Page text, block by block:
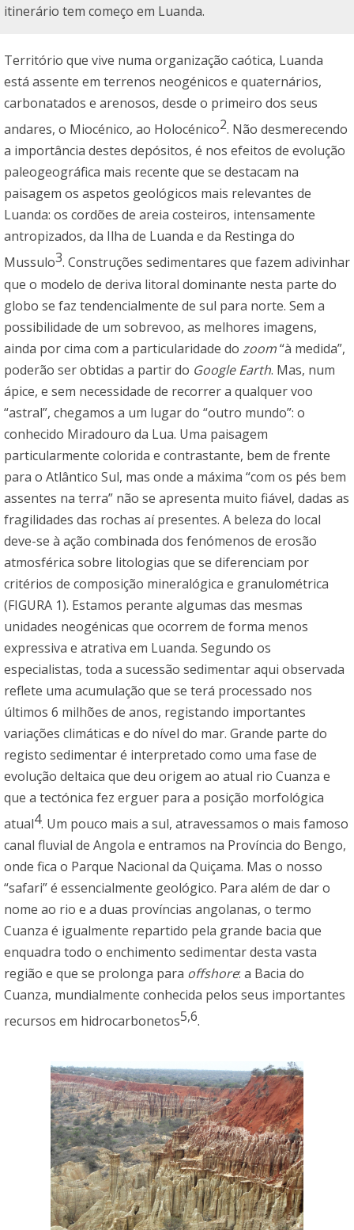
itinerário tem começo em Luanda.
Território que vive numa organização caótica, Luanda
está assente em terrenos neogénicos e quaternários,
carbonatados e arenosos, desde o primeiro dos seus
andares, o Miocénico, ao Holocénico2. Não desmerecendo
a importância destes depósitos, é nos efeitos de evolução
paleogeográfica mais recente que se destacam na
paisagem os aspetos geológicos mais relevantes de
Luanda: os cordões de areia costeiros, intensamente
antropizados, da Ilha de Luanda e da Restinga do
Mussulo3. Construções sedimentares que fazem adivinhar
que o modelo de deriva litoral dominante nesta parte do
globo se faz tendencialmente de sul para norte. Sem a
possibilidade de um sobrevoo, as melhores imagens,
ainda por cima com a particularidade do zoom“à medida”,
poderão ser obtidas a partir do Google Earth. Mas, num
ápice, e sem necessidade de recorrer a qualquer voo
“astral”, chegamos a um lugar do “outro mundo”: o
conhecido Miradouro da Lua. Uma paisagem
particularmente colorida e contrastante, bem de frente
para o Atlântico Sul, mas onde a máxima “com os pés bem
assentes na terra” não se apresenta muito fiável, dadas as
fragilidades das rochas aí presentes. A beleza do local
deve-se à ação combinada dos fenómenos de erosão
atmosférica sobre litologias que se diferenciam por
critérios de composição mineralógica e granulométrica
(FIGURA 1). Estamos perante algumas das mesmas
unidades neogénicas que ocorrem de forma menos
expressiva e atrativa em Luanda. Segundo os
especialistas, toda a sucessão sedimentar aqui observada
reflete uma acumulação que se terá processado nos
últimos 6 milhões de anos, registando importantes
variações climáticas e do nível do mar. Grande parte do
registo sedimentar é interpretado como uma fase de
evolução deltaica que deu origem ao atual rio Cuanza e
que a tectónica fez erguer para a posição morfológica
atual4. Um pouco mais a sul, atravessamos o mais famoso
canal fluvial de Angola e entramos na Província do Bengo,
onde fica o Parque Nacional da Quiçama. Mas o nosso
“safari” é essencialmente geológico. Para além de dar o
nome ao rio e a duas províncias angolanas, o termo
Cuanza é igualmente repartido pela grande bacia que
enquadra todo o enchimento sedimentar desta vasta
região e que se prolonga para offshore: a Bacia do
Cuanza, mundialmente conhecida pelos seus importantes
recursos em hidrocarbonetos5,6.